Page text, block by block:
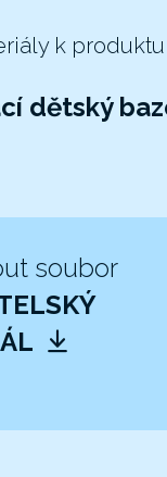
k produktu
dětský
soubor